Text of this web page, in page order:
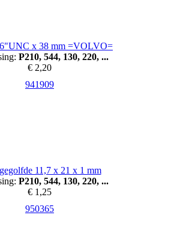
x 38 mm =VOLVO=
P210, 544, 130, 220, ...
€ 2,20
941909
11,7 x 21 x 1 mm
P210, 544, 130, 220, ...
€ 1,25
950365